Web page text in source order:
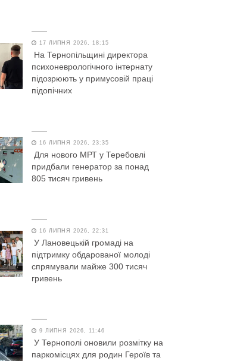
17 ЛИПНЯ 2026, 18:15
На Тернопільщині директора
психоневрологічного інтернату
підозрюють у примусовій праці
підопічних
16 ЛИПНЯ 2026, 23:35
Для нового МРТ у Теребовлі
придбали генератор за понад
805 тисяч гривень
16 ЛИПНЯ 2026, 22:31
У Лановецькій громаді на
підтримку обдарованої молоді
спрямували майже 300 тисяч
гривень
9 ЛИПНЯ 2026, 11:46
У Тернополі оновили розмітку на
паркомісцях для родин Героїв та